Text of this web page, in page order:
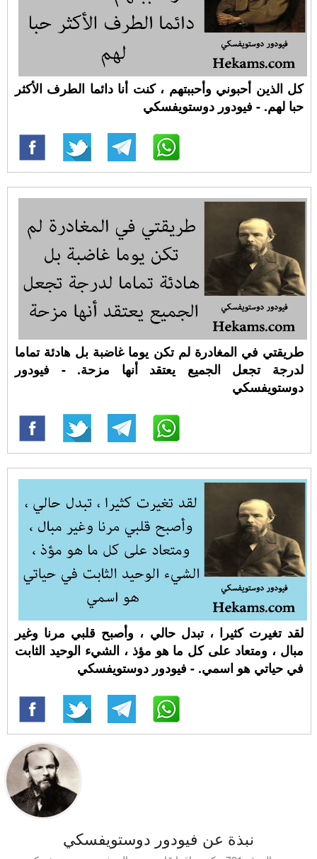
كل الذين أحبوني وأحببتهم ، كنت أنا دائما الطرف الأكثر
حبا لهم. - فيودور دوستويفسكي
طريقتي في المغادرة لم تكن يوما غاضبة بل هادئة تماما
لدرجة تجعل الجميع يعتقد أنها مزحة. - فيودور
دوستويفسكي
لقد تغيرت كثيرا ، تبدل حالي ، وأصبح قلبي مرنا وغير
مبال ، ومتعاد على كل ما هو مؤذ ، الشيء الوحيد الثابت
في حياتي هو اسمي. - فيودور دوستويفسكي
نبذة عن فيودور دوستويفسكي